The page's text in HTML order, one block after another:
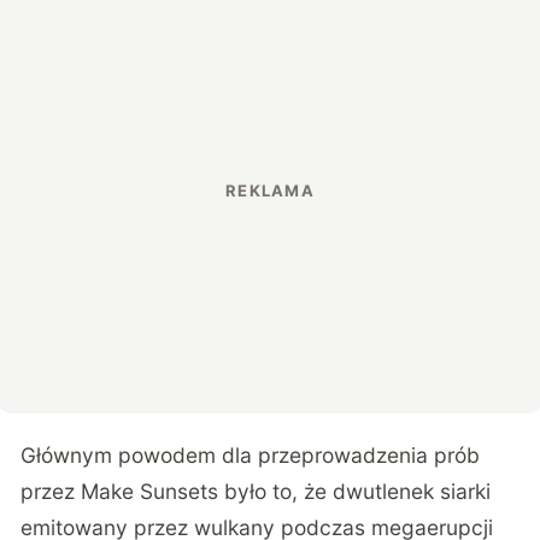
Głównym powodem dla przeprowadzenia prób
przez Make Sunsets było to, że dwutlenek siarki
emitowany przez wulkany podczas megaerupcji